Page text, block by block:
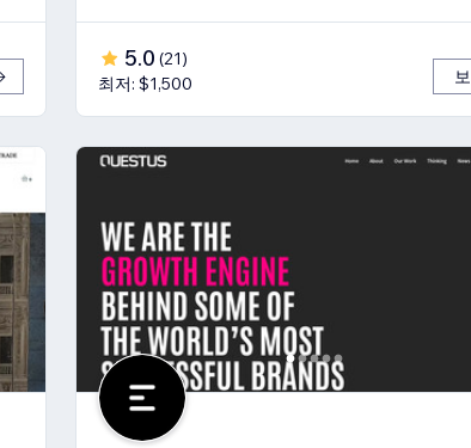
5.0 (21)
최저: $1,500